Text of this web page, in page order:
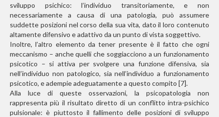
sviluppo psichico: l’individuo transitoriamente, e non
necessariamente a causa di una patologia, può assumere
suddette posizioni nel corso della sua vita, dato il loro contenuto
altamente difensivo e adattivo da un punto di vista soggettivo.
Inoltre, l’altro elemento da tener presente è il fatto che ogni
meccanismo – anche quelli che soggiacciono a un funzionamento
psicotico – si attiva per svolgere una funzione difensiva, sia
nell’individuo non patologico, sia nell’individuo a funzionamento
psicotico, e adempie adeguatamente a questo compito [7].
Alla luce di queste osservazioni, la psicopatologia non
rappresenta più il risultato diretto di un conflitto intra-psichico
pulsionale: è piuttosto il fallimento delle posizioni di sviluppo